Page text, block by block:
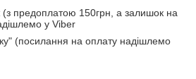
(з предоплатою 150грн, а залишок на
у Viber
(посилання на оплату надішлемо